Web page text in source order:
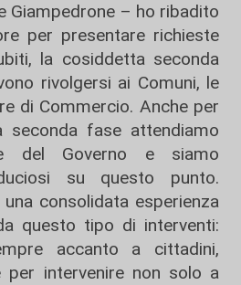
Giampedrone – ho ribadito
per presentare richieste
la cosiddetta seconda
rivolgersi ai Comuni, le
di Commercio. Anche per
seconda fase attendiamo
del Governo e siamo
su questo punto.
consolidata esperienza
questo tipo di interventi:
accanto a cittadini,
per intervenire non solo a